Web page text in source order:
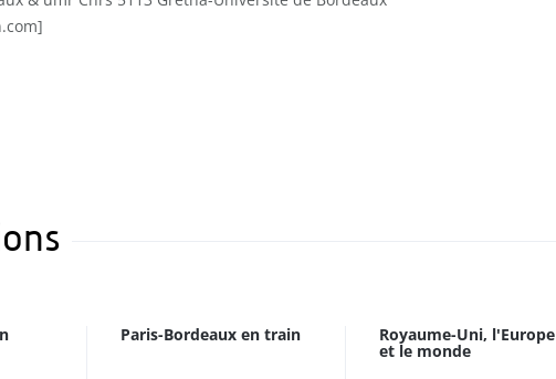
Paris-Bordeaux en train Royaume-Uni, l'Europe
et le monde